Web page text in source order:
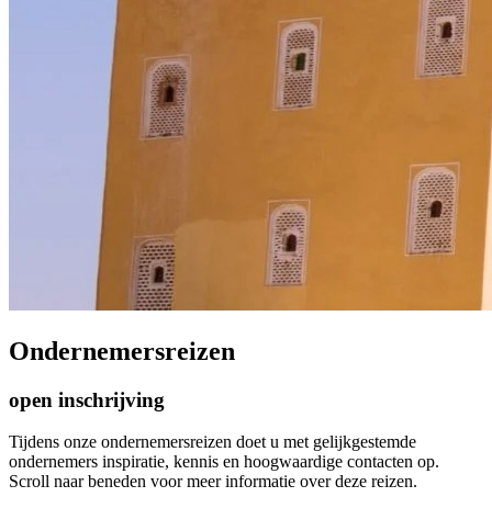
Ondernemersreizen
open inschrijving
Tijdens onze ondernemersreizen doet u met gelijkgestemde
ondernemers inspiratie, kennis en hoogwaardige contacten op.
Scroll naar beneden voor meer informatie over deze reizen.